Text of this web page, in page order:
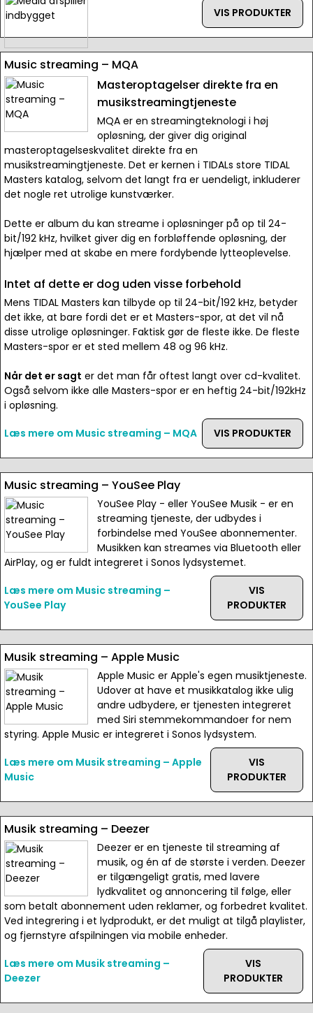
VIS PRODUKTER
Music streaming – MQA
Masteroptagelser direkte fra en
musikstreamingtjeneste
MQA er en streamingteknologi i høj
opløsning, der giver dig original
masteroptagelseskvalitet direkte fra en
musikstreamingtjeneste. Det er kernen i TIDALs store TIDAL
Masters katalog, selvom det langt fra er uendeligt, inkluderer
det nogle ret utrolige kunstværker.
Dette er album du kan streame i opløsninger på op til 24-
bit/192 kHz, hvilket giver dig en forbløffende opløsning, der
hjælper med at skabe en mere fordybende lytteoplevelse.
Intet af dette er dog uden visse forbehold
Mens TIDAL Masters kan tilbyde op til 24-bit/192 kHz, betyder
det ikke, at bare fordi det er et Masters-spor, at det vil nå
disse utrolige opløsninger. Faktisk gør de fleste ikke. De fleste
Masters-spor er et sted mellem 48 og 96 kHz.
Når det er sagt er det man får oftest langt over cd-kvalitet.
Også selvom ikke alle Masters-spor er en heftig 24-bit/192kHz
i opløsning.
Læs mere om Music streaming – MQA
VIS PRODUKTER
Music streaming – YouSee Play
YouSee Play - eller YouSee Musik - er en
streaming tjeneste, der udbydes i
forbindelse med YouSee abonnementer.
Musikken kan streames via Bluetooth eller
AirPlay, og er fuldt integreret i Sonos lydsystemet.
Læs mere om Music streaming –
YouSee Play
VIS
PRODUKTER
Musik streaming – Apple Music
Apple Music er Apple's egen musiktjeneste.
Udover at have et musikkatalog ikke ulig
andre udbydere, er tjenesten integreret
med Siri stemmekommandoer for nem
styring. Apple Music er integreret i Sonos lydsystem.
Læs mere om Musik streaming – Apple
Music
VIS
PRODUKTER
Musik streaming – Deezer
Deezer er en tjeneste til streaming af
musik, og én af de største i verden. Deezer
er tilgængeligt gratis, med lavere
lydkvalitet og annoncering til følge, eller
som betalt abonnement uden reklamer, og forbedret kvalitet.
Ved integrering i et lydprodukt, er det muligt at tilgå playlister,
og fjernstyre afspilningen via mobile enheder.
Læs mere om Musik streaming –
Deezer
VIS
PRODUKTER